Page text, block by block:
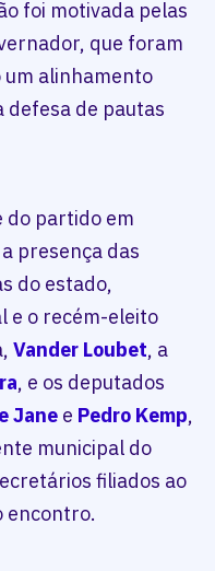
foi motivada pelas
que foram
alinhamento
defesa de pautas
do partido em
presença das
do estado,
e o recém-eleito
Vander Loubet, a
, e os deputados
Jane e Pedro Kemp,
municipal do
filiados ao
encontro.